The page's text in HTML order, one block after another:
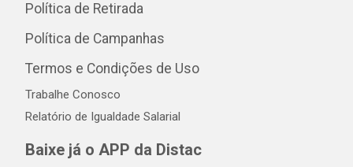
Política de Retirada
Política de Campanhas
Termos e Condições de Uso
Trabalhe Conosco
Relatório de Igualdade Salarial
Baixe já o APP da Distac